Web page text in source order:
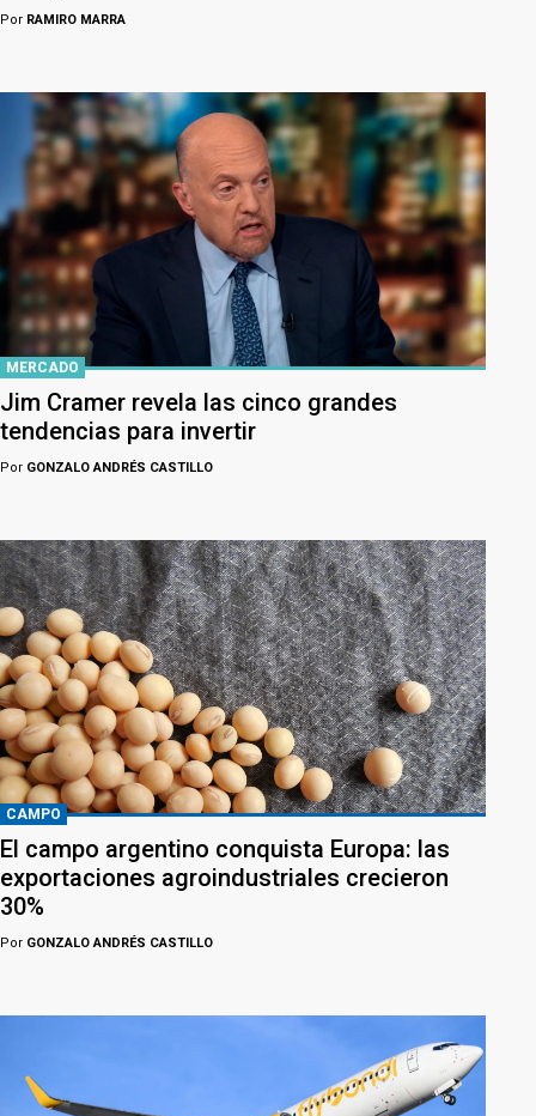
Por RAMIRO MARRA
MERCADO
Jim Cramer revela las cinco grandes
tendencias para invertir
Por GONZALO ANDRÉS CASTILLO
CAMPO
El campo argentino conquista Europa: las
exportaciones agroindustriales crecieron
30%
Por GONZALO ANDRÉS CASTILLO